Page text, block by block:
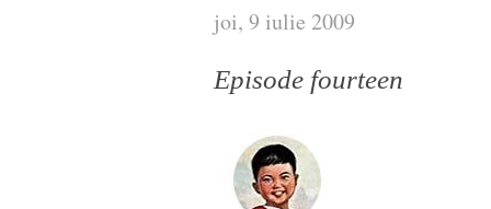
joi, 9 iulie 2009
Episode fourteen